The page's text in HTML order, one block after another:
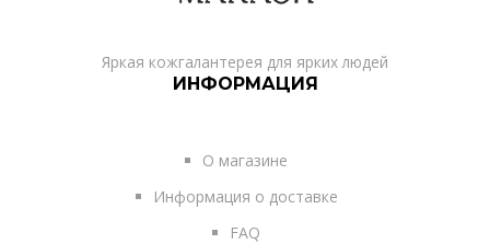
Яркая кожгалантерея для ярких людей
ИНФОРМАЦИЯ
О магазине
Информация о доставке
FAQ